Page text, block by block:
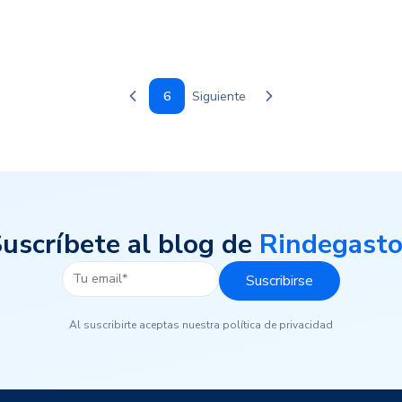
6 Siguiente
al blog de
Al suscribirte aceptas nuestra política de privacidad